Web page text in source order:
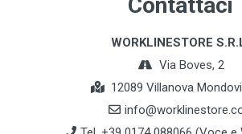
WORKLINESTORE
Via Boves, 2
12089 Villanova